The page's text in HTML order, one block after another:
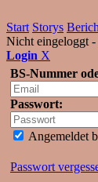
Start Storys
Nicht eingeloggt -
Login X
BS-Nummer
Passwort:
Angemeldet
Passwort